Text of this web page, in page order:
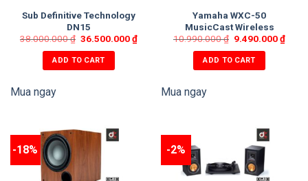
Sub Definitive Technology
DN15
38.000.000₫ 36.500.000₫
ADD TO CART
Mua ngay
Yamaha WXC-50
MusicCast Wireless
Streaming Pre-Amplifier
10.990.000₫ 9.490.000₫
ADD TO CART
Mua ngay
-18% -2%